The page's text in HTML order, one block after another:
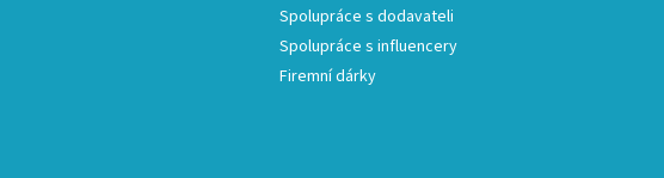
Spolupráce s dodavateli
Spolupráce s influencery
Firemní dárky